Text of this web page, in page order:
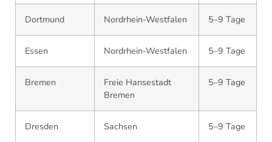
Dortmund Nordrhein-Westfalen 5–9 Tage
Essen Nordrhein-Westfalen 5–9 Tage
Bremen
Freie Hansestadt
Bremen
5–9 Tage
Dresden Sachsen 5–9 Tage